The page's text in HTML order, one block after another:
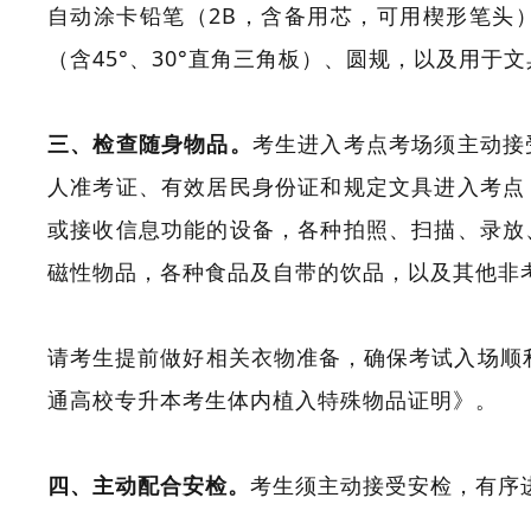
自动涂卡铅笔（2B，含备用芯，可用楔形笔
（含45°、30°直角三角板）、圆规，以及用于
三、检查随身物品。 考生进入考点考场须主动
人准考证、有效居民身份证和规定文具进入考
或接收信息功能的设备，各种拍照、扫描、录
磁性物品，各种食品及自带的饮品，以及其他
请考生提前做好相关衣物准备，确保考试入场
通高校专升本考生体内植入特殊物品证明》。
四、主动配合安检。 考生须主动接受安检，有